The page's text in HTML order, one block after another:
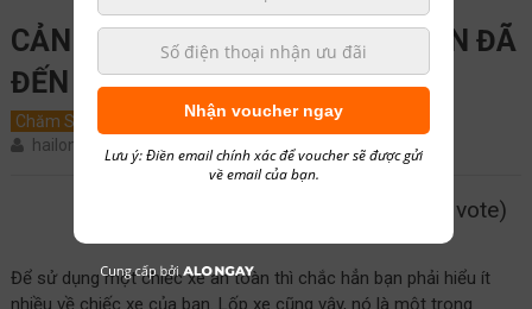
CẢNH BÁO LỐP XE Ô TÔ CỦA BẠN ĐÃ
ĐẾN HẠN THAY THẾ.
Chăm Sóc Xe Tin Tức September 28, 2017
hailong01
5/5 - (1 vote)
Để sử dụng một chiếc xe an toàn thì chắc hẳn bạn phải hiểu ít
nhiều về chiếc xe của bạn. Lốp xe cũng vậy, nó là một trong
Nhận voucher ngay
Lưu ý: Điền email chính xác để voucher sẽ được gửi
về email của bạn.